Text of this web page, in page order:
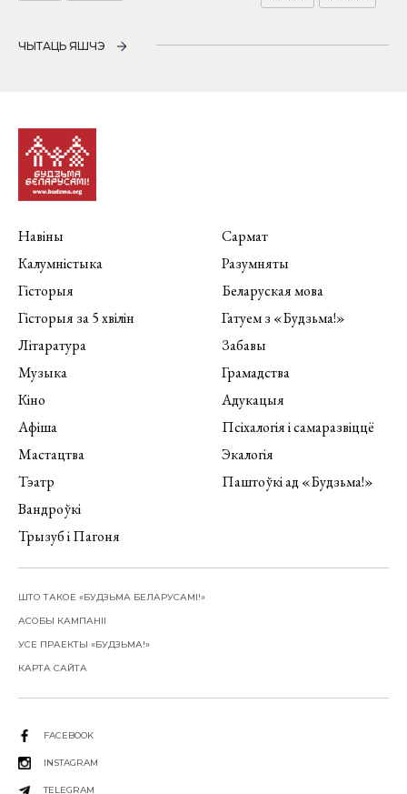
ЧЫТАЦЬ ЯШЧЭ
Навіны
Калумністыка
Гісторыя
Гісторыя за 5 хвілін
Літаратура
Музыка
Кіно
Афіша
Мастацтва
Тэатр
Вандроўкі
Трызуб і Пагоня
Сармат
Разумняты
Беларуская мова
Гатуем з «Будзьма!»
Забавы
Грамадства
Адукацыя
Псіхалогія і самаразвіццё
Экалогія
Паштоўкі ад «Будзьма!»
ШТО ТАКОЕ «БУДЗЬМА БЕЛАРУСАМІ!»
АСОБЫ КАМПАНІІ
УСЕ ПРАЕКТЫ «БУДЗЬМА!»
КАРТА САЙТА
FACEBOOK
INSTAGRAM
TELEGRAM